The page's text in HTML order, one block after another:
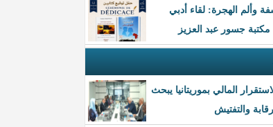
وألم الهجرة: لقاء أدبي
جسور عبد العزيز
المالي بموريتانيا يبحث
والتفتيش